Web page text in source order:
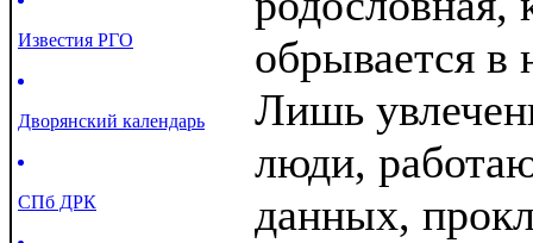
Известия РГО
Дворянский календарь
СПб ДРК
обрывается в
Лишь
люди,
данных,